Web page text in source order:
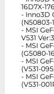
16D7X-
- Inno3D
(N50803-
- MSI
V531
- MSI
(G5080-
- MSI
(V531-
- MSI
(V531-